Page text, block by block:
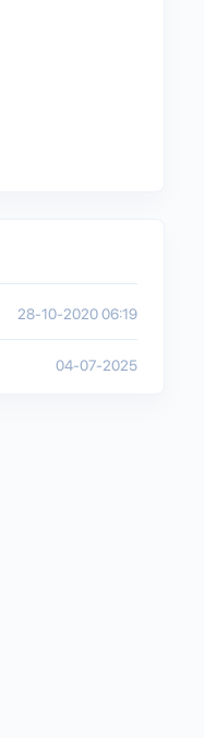
28-10-2020 06:19
04-07-2025